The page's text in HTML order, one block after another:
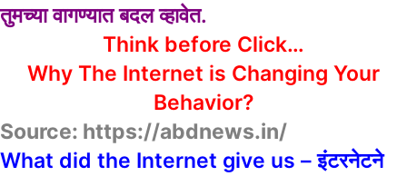
तुमच्या वागण्यात बदल व्हावेत.
Think before Click…
Why The Internet is Changing Your
Behavior?
Source: https://abdnews.in/
What did the Internet give us – इंटरनेटने